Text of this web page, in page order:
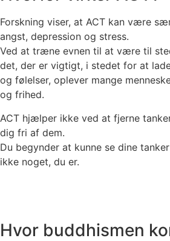
Forskning viser, at ACT kan være
angst, depression og stress.
Ved at træne evnen til at være til
det, der er vigtigt, i stedet for at
og følelser, oplever mange
og frihed.
ACT hjælper ikke ved at fjerne
dig fri af dem.
Du begynder at kunne se dine
ikke noget, du er.
Hvor buddhismen